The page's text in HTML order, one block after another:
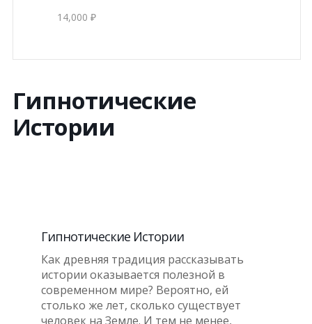
14,000 ₽
Гипнотические
Истории
Гипнотические Истории
Как древняя традиция рассказывать
истории оказывается полезной в
современном мире? Вероятно, ей
столько же лет, сколько существует
человек на Земле. И тем не менее,